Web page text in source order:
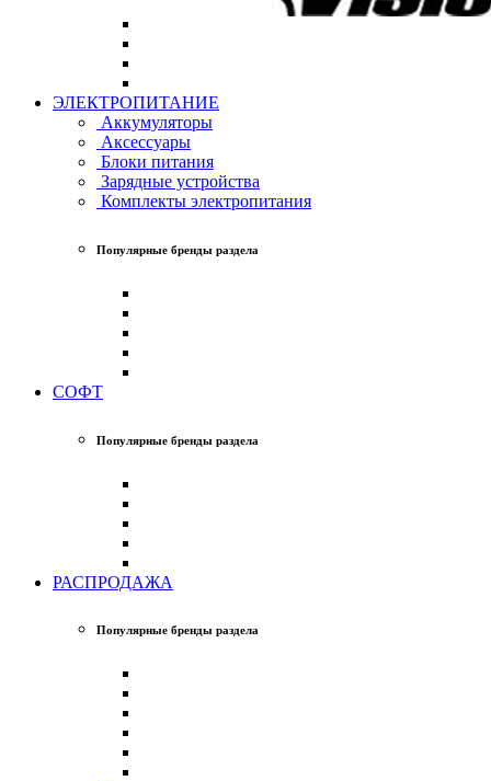
ЭЛЕКТРОПИТАНИЕ
Аккумуляторы
Аксессуары
Блоки питания
Зарядные устройства
Комплекты электропитания
Популярные бренды раздела
СОФТ
Популярные бренды раздела
РАСПРОДАЖА
Популярные бренды раздела